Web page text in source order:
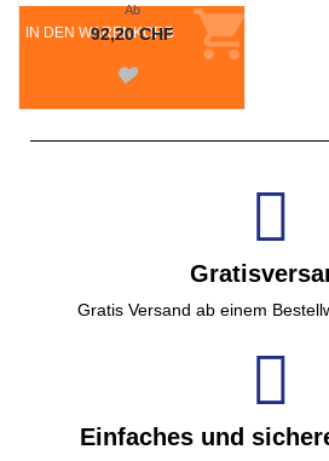
IN DEN WARENKORB
Ab
92,20 CHF
Gratis Versand ab einem
Einfaches und